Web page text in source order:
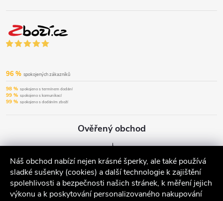
Náš obchod nabízí nejen krásné šperky, ale také používá
sladké sušenky (cookies) a další technologie k zajištění
spolehlivosti a bezpečnosti našich stránek, k měření jejich
výkonu a k poskytování personalizovaného nakupování
96 % spokojených zákazníků
98 % spokojeno s termínem dodání
99 % spokojeno s komunikací
99 % spokojeno s dodáním zboží
Ověřený obchod